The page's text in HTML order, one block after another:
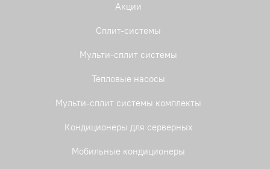
Акции
Сплит-системы
Мульти-сплит системы
Тепловые насосы
Мульти-сплит системы комплекты
Кондиционеры для серверных
Мобильные кондиционеры